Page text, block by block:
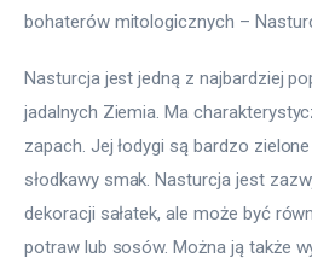
bohaterów mitologicznych –
Nasturcja jest jedną z najbardziej
jadalnych Ziemia. Ma
zapach. Jej łodygi są bardzo
słodkawy smak. Nasturcja jest
dekoracji sałatek, ale może być
potraw lub sosów. Można ją także